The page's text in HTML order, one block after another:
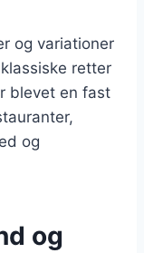
og variationer
retter
blevet en fast
og
og